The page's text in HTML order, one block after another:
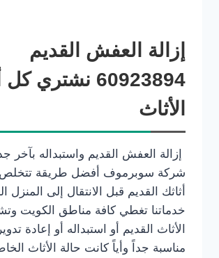
إزالة العفش القديم
60923894 نشتري
الأثاث
إزالة العفش القديم واستبداله بآخر
شركة سوبرموف أفضل طريقة تتخلص
أثاثك القديم قبل الانتقال إلى المنزل
خدماتنا تغطي كافة مناطق الكويت
الأثاث القديم أو استبداله أو إعادة
مناسبة جداً وأياً كانت حالة الأثاث